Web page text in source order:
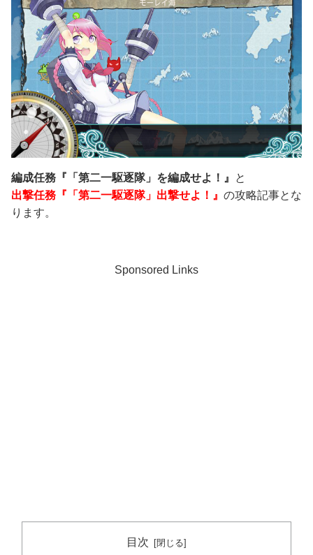
編成任務『「第二一駆逐隊」を編成せよ！』
と
出撃任務『「第二一駆逐隊」出撃せよ！』 の攻略記事とな
ります。
Sponsored Links
目次